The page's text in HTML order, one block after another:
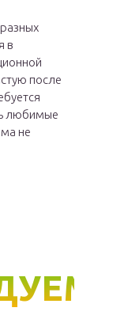
в
после
любимые
не